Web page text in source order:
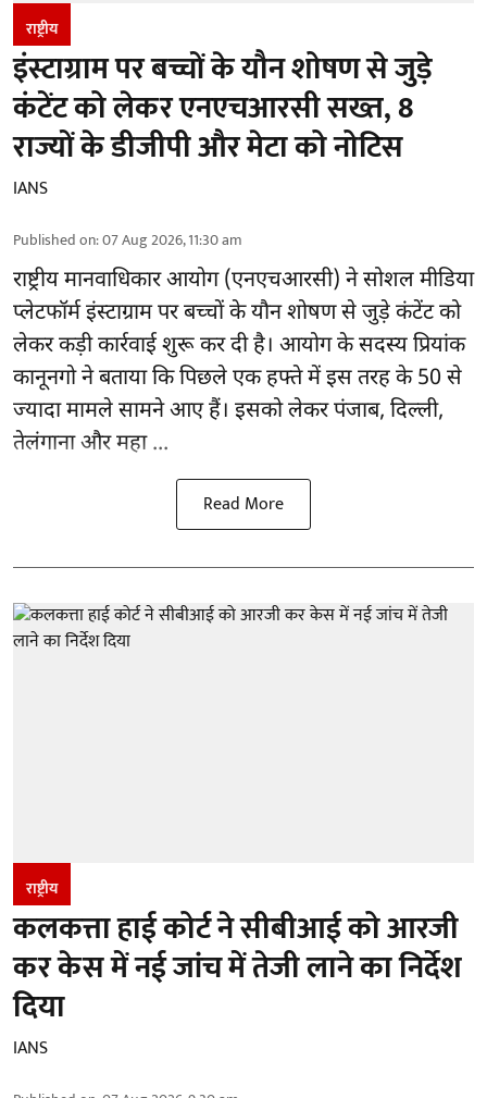
राष्ट्रीय
इंस्टाग्राम पर बच्चों के यौन शोषण से जुड़े
कंटेंट को लेकर एनएचआरसी सख्त, 8
राज्यों के डीजीपी और मेटा को नोटिस
IANS
Published on:07 Aug 2026, 11:30 am
राष्ट्रीय मानवाधिकार आयोग(एनएचआरसी) ने सोशल मीडिया
प्लेटफॉर्म इंस्टाग्राम पर बच्चों के यौन शोषण से जुड़े कंटेंट को
लेकर कड़ी कार्रवाई शुरू कर दी है। आयोग के सदस्य प्रियांक
कानूनगो ने बताया कि पिछले एक हफ्ते में इस तरह के 50 से
ज्यादा मामले सामने आए हैं। इसको लेकर पंजाब, दिल्ली,
तेलंगाना और महा ...
Read More
राष्ट्रीय
कलकत्ता हाई कोर्ट ने सीबीआई को आरजी
कर केस में नई जांच में तेजी लाने का निर्देश
दिया
IANS